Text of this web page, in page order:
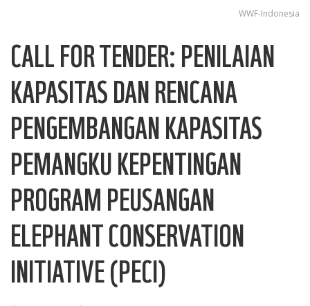
WWF-Indonesia
CALL FOR TENDER: PENILAIAN
KAPASITAS DAN RENCANA
PENGEMBANGAN KAPASITAS
PEMANGKU KEPENTINGAN
PROGRAM PEUSANGAN
ELEPHANT CONSERVATION
INITIATIVE (PECI)